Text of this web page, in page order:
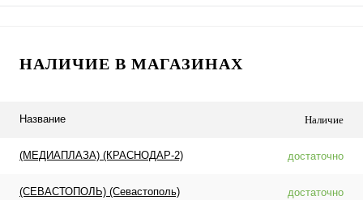
НАЛИЧИЕ В МАГАЗИНАХ
Название Наличие
(МЕДИАПЛАЗА) (КРАСНОДАР-2) достаточно
(СЕВАСТОПОЛЬ) (Севастополь) достаточно